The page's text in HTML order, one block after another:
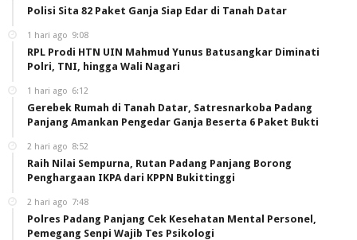
Polisi Sita 82 Paket Ganja Siap Edar di Tanah Datar
1 hari ago 9:08
RPL Prodi HTN UIN Mahmud Yunus Batusangkar Diminati
Polri, TNI, hingga Wali Nagari
1 hari ago 6:12
Gerebek Rumah di Tanah Datar, Satresnarkoba Padang
Panjang Amankan Pengedar Ganja Beserta 6 Paket Bukti
2 hari ago 8:52
Raih Nilai Sempurna, Rutan Padang Panjang Borong
Penghargaan IKPA dari KPPN Bukittinggi
2 hari ago 7:48
Polres Padang Panjang Cek Kesehatan Mental Personel,
Pemegang Senpi Wajib Tes Psikologi